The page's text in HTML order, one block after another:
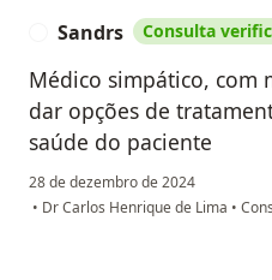
Sandrs Consulta
Médico simpático, com
dar opções de
saúde do paciente
28 de dezembro de 2024
• Dr Carlos Henrique de Lima •